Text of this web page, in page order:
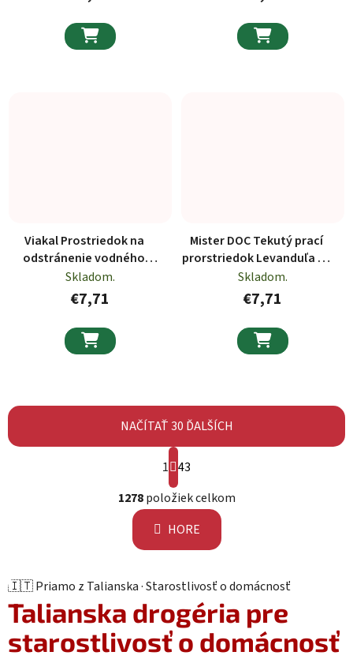
 
Viakal Prostriedok na
odstránenie vodného
kameňa 720ml
Skladom.
€7,71

Mister DOC Tekutý prací
prorstriedok Levanduľa na
bielu a farebnú bielizeň 55
PD
Skladom.
€7,71

Ovládacie prvky výpisu
NAČÍTAŤ 30 ĎALŠÍCH
Stránkovanie
1 43
1278položiek celkom
HORE
🇮🇹 Priamo z Talianska · Starostlivosť o domácnosť
Talianska drogéria pre
starostlivosť o domácnosť